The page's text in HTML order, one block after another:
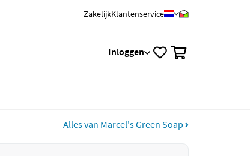
ZakelijkKlantenservice
Inloggen
Alles van Marcel's Green Soap